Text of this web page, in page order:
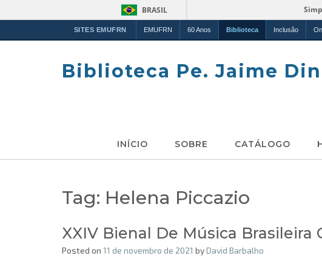
BRASIL
SITES EMUFRN EMUFRN 60 Anos Biblioteca Inclusão
Biblioteca Pe. Jaime
INÍCIO SOBRE CATÁLOGO
Tag: Helena Piccazio
XXIV Bienal De Música
Posted on 11 de novembro de 2021 byDavid Barbalho